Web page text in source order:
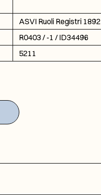
ASVI Ruoli Registri 1892
R0403 / -1 / ID34496
5211